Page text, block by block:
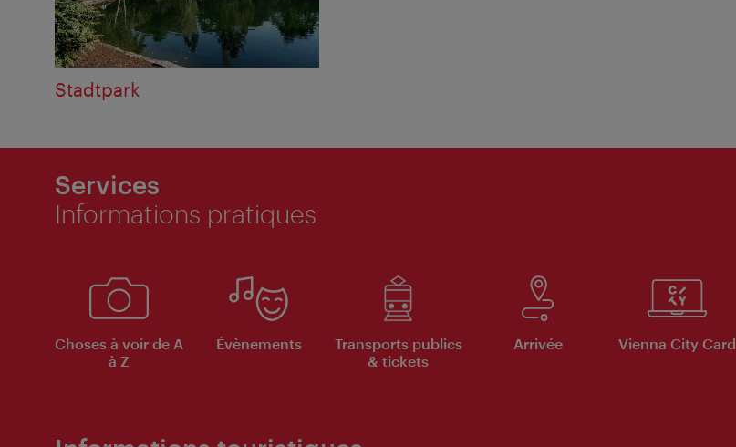
Stadtpark
Services
Informations pratiques
Choses à voir de A
à Z
Évènements
Transports publics
& tickets
Arrivée Vienna City Card